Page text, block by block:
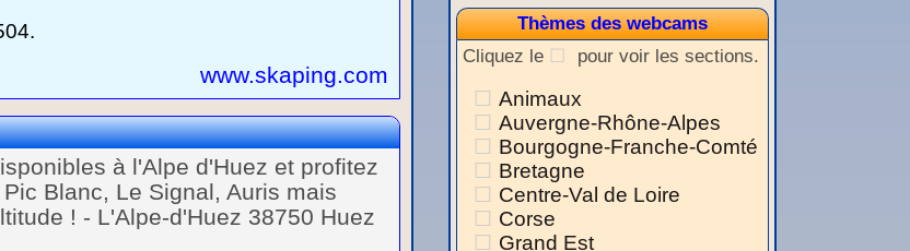
www.skaping.com
à l'Alpe d'Huez et profitez
Blanc, Le Signal, Auris mais
! - L'Alpe-d'Huez 38750 Huez
Thèmes des webcams
Cliquez le
pour voir les sections.
Animaux
Auvergne-Rhône-Alpes
Bourgogne-Franche-Comté
Bretagne
Centre-Val de Loire
Corse
Grand Est